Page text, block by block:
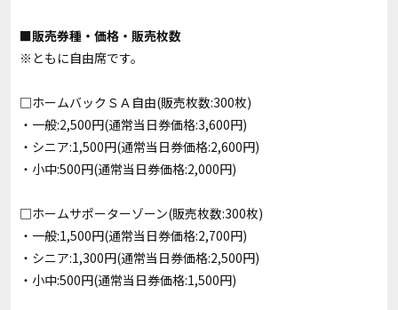
■販売券種・価格・販売枚数
※ともに自由席です。
□ホームバックＳＡ自由(販売枚数:300枚)
・一般:2,500円(通常当日券価格:3,600円)
・シニア:1,500円(通常当日券価格:2,600円)
・小中:500円(通常当日券価格:2,000円)
□ホームサポーターゾーン(販売枚数:300枚)
・一般:1,500円(通常当日券価格:2,700円)
・シニア:1,300円(通常当日券価格:2,500円)
・小中:500円(通常当日券価格:1,500円)